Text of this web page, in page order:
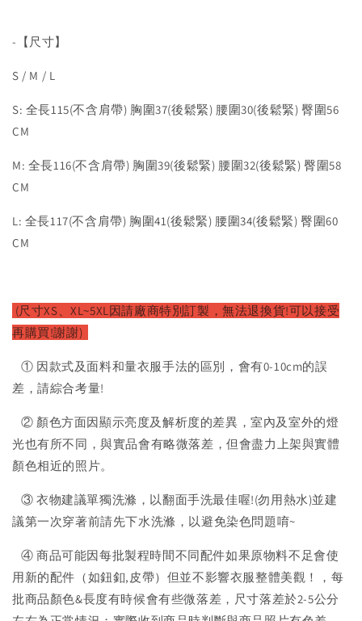
-【尺寸】
S / M / L
S: 全長115(不含肩帶) 胸圍37(後鬆緊) 腰圍30(後鬆緊) 臀圍56
CM
M: 全長116(不含肩帶) 胸圍39(後鬆緊) 腰圍32(後鬆緊) 臀圍58
CM
L: 全長117(不含肩帶) 胸圍41(後鬆緊) 腰圍34(後鬆緊) 臀圍60
CM
(尺寸XS、XL~5XL因請廠商特別訂製，無法退換貨!可以接受
再購買!謝謝)
① 因款式及面料和量衣服手法的區別，會有0-10cm的誤
差，請綜合考量!
② 顏色方面因顯示亮度及解析度的差異，室內及室外的燈
光也有所不同，與實品會有略微落差，但會盡力上架與實體
顏色相近的照片。
③ 衣物建議單獨洗滌，以翻面手洗最佳喔!(勿用熱水)並建
議第一次穿著前請先下水洗滌，以避免染色問題唷~
④ 商品可能因每批製程時間不同配件如果原物料不足會使
用新的配件（如鈕釦,皮帶）但並不影響衣服整體美觀！，每
批商品顏色&長度有時候會有些微落差，尺寸落差於2-5公分